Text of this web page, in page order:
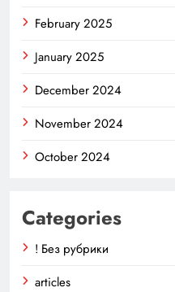
February 2025
January 2025
December 2024
November 2024
October 2024
Categories
! Без рубрики
articles